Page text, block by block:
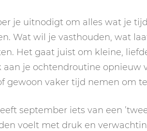
je uitnodigt om alles wat je
Wat wil je vasthouden, wat
Het gaat juist om kleine,
aan je ochtendroutine opnieuw
gewoon vaker tijd nemen om
september iets van een
voelt met druk en